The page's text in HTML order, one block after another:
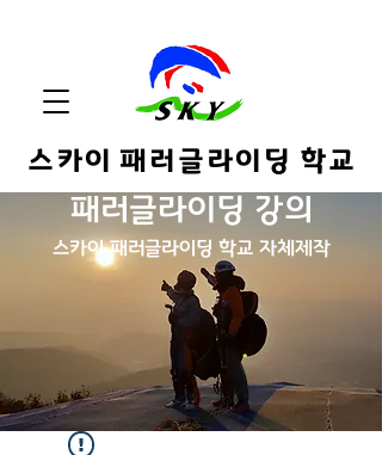
스카이 패러글라이딩 학교
패러글라이딩 강의
스카이 패러글라이딩 학교 자체제작